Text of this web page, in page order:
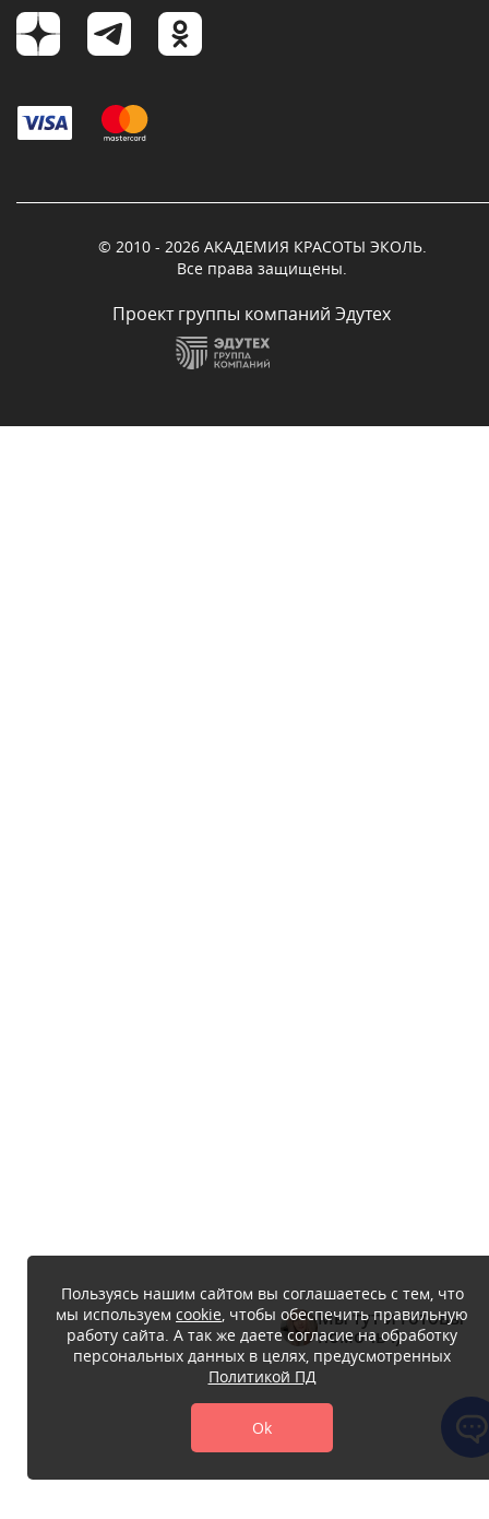
© 2010 - 2026 АКАДЕМИЯ КРАСОТЫ ЭКОЛЬ.
Все права защищены.
Проект группы компаний Эдутех
Пользуясь нашим сайтом вы соглашаетесь с тем, что
мы используем cookie, чтобы обеспечить правильную
работу сайта. А так же даете согласие на обработку
персональных данных в целях, предусмотренных
Политикой ПД
Ok
Мы тут и готовы
помочь :)